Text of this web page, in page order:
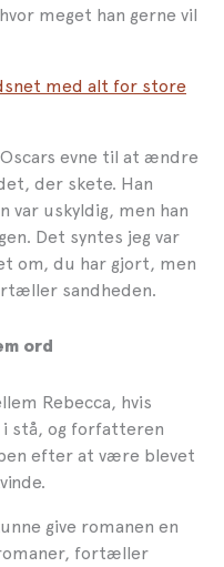
meget han gerne vil
med alt for store
evne til at ændre
der skete. Han
var uskyldig, men han
Det syntes jeg var
om, du har gjort, men
sandheden.
ord
Rebecca, hvis
i stå, og forfatteren
efter at være blevet
give romanen en
fortæller